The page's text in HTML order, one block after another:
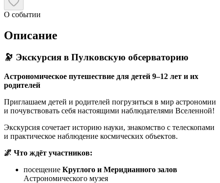
О событии
Описание
🔭 Экскурсия в Пулковскую обсерваторию
Астрономическое путешествие для детей 9–12 лет и их
родителей
Приглашаем детей и родителей погрузиться в мир астрономии
и почувствовать себя настоящими наблюдателями Вселенной!
Экскурсия сочетает историю науки, знакомство с телескопами
и практическое наблюдение космических объектов.
🌌 Что ждёт участников:
посещение Круглого и Меридианного залов
Астрономического музея